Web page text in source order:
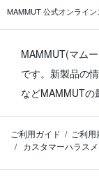
MAMMUT 公式オンライン
MAMMUT(マム
です。 新製品の
などMAMMUTの
ご利用ガイド ご利用
カスタマーハラス